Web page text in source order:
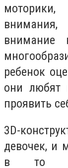
внимание
ребенок
они любят
проявить
3D-
девочек, и
в то же